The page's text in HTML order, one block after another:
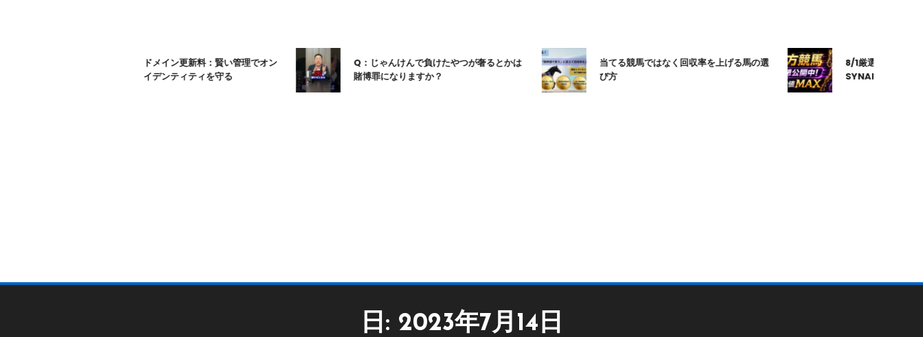
ムームードメイン更新料：賢い管理でオン
ラインアイデンティティを守る
Q：じゃんけんで負けたやつが奢るとかは
賭博罪になりますか？
当てる競馬ではなく回収率を上げる馬の選
び方
8/1厳選｜高知10R｜
SYNAPSE｜シナプス
日: 2023年7月14日